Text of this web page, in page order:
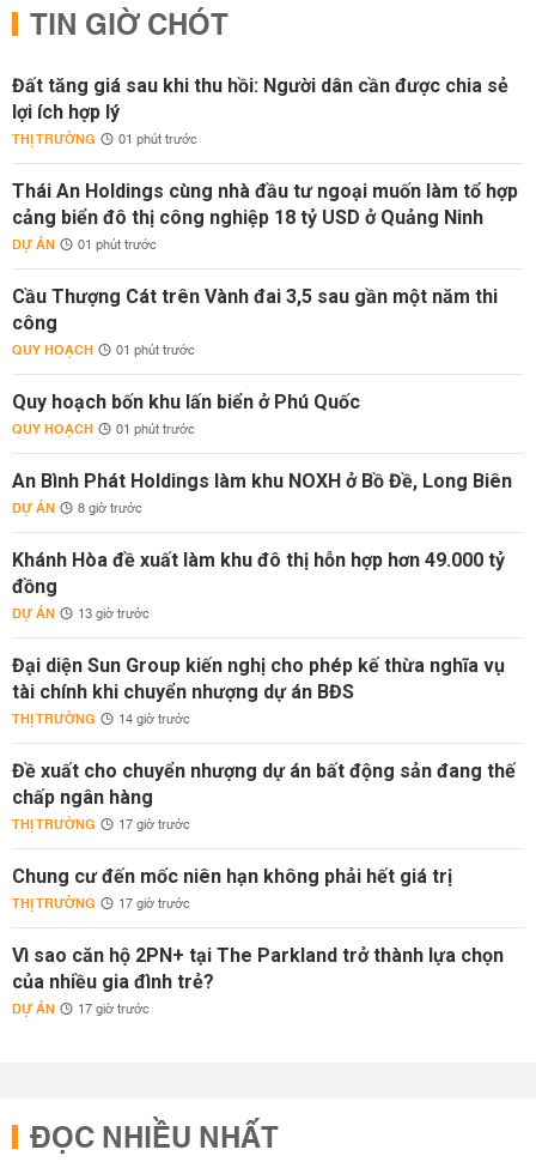
TIN GIỜ CHÓT
Đất tăng giá sau khi thu hồi: Người dân cần được chia sẻ
lợi ích hợp lý
THỊ TRƯỜNG 01 phút trước
Thái An Holdings cùng nhà đầu tư ngoại muốn làm tổ hợp
cảng biển đô thị công nghiệp 18 tỷ USD ở Quảng Ninh
DỰ ÁN 01 phút trước
Cầu Thượng Cát trên Vành đai 3,5 sau gần một năm thi
công
QUY HOẠCH 01 phút trước
Quy hoạch bốn khu lấn biển ở Phú Quốc
QUY HOẠCH 01 phút trước
An Bình Phát Holdings làm khu NOXH ở Bồ Đề, Long Biên
DỰ ÁN 8 giờ trước
Khánh Hòa đề xuất làm khu đô thị hỗn hợp hơn 49.000 tỷ
đồng
DỰ ÁN 13 giờ trước
Đại diện Sun Group kiến nghị cho phép kế thừa nghĩa vụ
tài chính khi chuyển nhượng dự án BĐS
THỊ TRƯỜNG 14 giờ trước
Đề xuất cho chuyển nhượng dự án bất động sản đang thế
chấp ngân hàng
THỊ TRƯỜNG 17 giờ trước
Chung cư đến mốc niên hạn không phải hết giá trị
THỊ TRƯỜNG 17 giờ trước
Vì sao căn hộ 2PN+ tại The Parkland trở thành lựa chọn
của nhiều gia đình trẻ?
DỰ ÁN 17 giờ trước
ĐỌC NHIỀU NHẤT